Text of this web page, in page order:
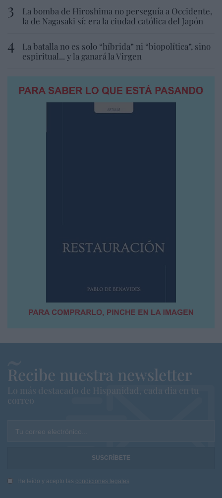
La bomba de Hiroshima no perseguía a Occidente,
la de Nagasaki sí: era la ciudad católica del Japón
La batalla no es solo “híbrida” ni “biopolítica”, sino
espiritual... y la ganará la Virgen
Recibe nuestra newsletter
Lo más destacado de Hispanidad, cada dia en tu
correo
Tu correo electrónico...
He leído y acepto las condiciones legales